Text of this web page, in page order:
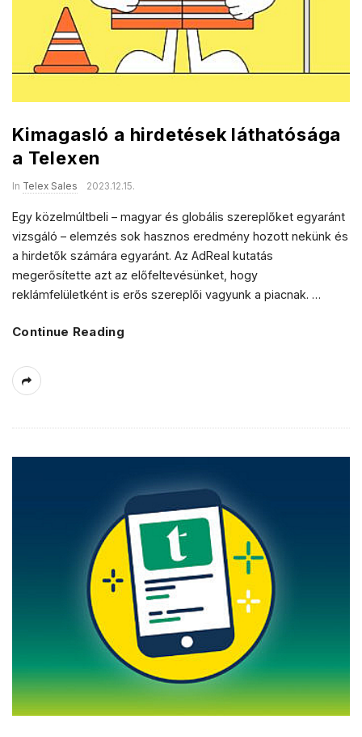
Kimagasló a hirdetések láthatósága
a Telexen
In Telex Sales 2023.12.15.
Egy közelmúltbeli – magyar és globális szereplőket egyaránt
vizsgáló – elemzés sok hasznos eredmény hozott nekünk és
a hirdetők számára egyaránt. Az AdReal kutatás
megerősítette azt az előfeltevésünket, hogy
reklámfelületként is erős szereplői vagyunk a piacnak. …
Continue Reading